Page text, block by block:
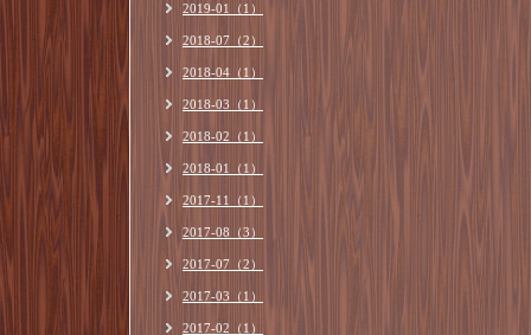
2019-01（1）
2018-07（2）
2018-04（1）
2018-03（1）
2018-02（1）
2018-01（1）
2017-11（1）
2017-08（3）
2017-07（2）
2017-03（1）
2017-02（1）